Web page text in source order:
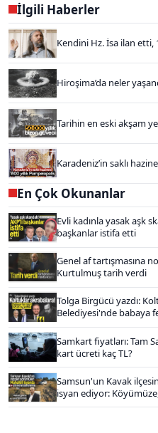
İlgili Haberler
Kendini Hz. İsa ilan etti,
Hiroşima’da neler
Tarihin en eski akşam
Karadeniz’in saklı
En Çok Okunanlar
Evli kadınla yasak aşk
başkanlar istifa etti
Genel af tartışmasına
Kurtulmuş tarih verdi
Tolga Birgücü yazdı:
Belediyesi'nde babaya
Samkart fiyatları: Tam
kart ücreti kaç TL?
Samsun'un Kavak
isyan ediyor: